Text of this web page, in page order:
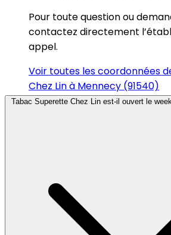
Pour toute question ou
contactez directement
appel.
Voir toutes les coordonnées
Chez Lin à Mennecy (91540)
Tabac Superette Chez Lin est-il ouvert le